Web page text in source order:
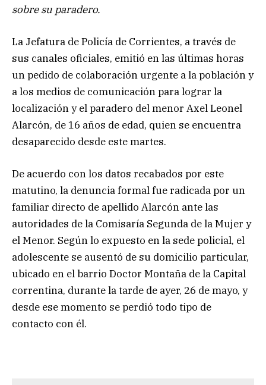
sobre su paradero.
La Jefatura de Policía de Corrientes, a través de
sus canales oficiales, emitió en las últimas horas
un pedido de colaboración urgente a la población y
a los medios de comunicación para lograr la
localización y el paradero del menor Axel Leonel
Alarcón, de 16 años de edad, quien se encuentra
desaparecido desde este martes.
De acuerdo con los datos recabados por este
matutino, la denuncia formal fue radicada por un
familiar directo de apellido Alarcón ante las
autoridades de la Comisaría Segunda de la Mujer y
el Menor. Según lo expuesto en la sede policial, el
adolescente se ausentó de su domicilio particular,
ubicado en el barrio Doctor Montaña de la Capital
correntina, durante la tarde de ayer, 26 de mayo, y
desde ese momento se perdió todo tipo de
contacto con él.